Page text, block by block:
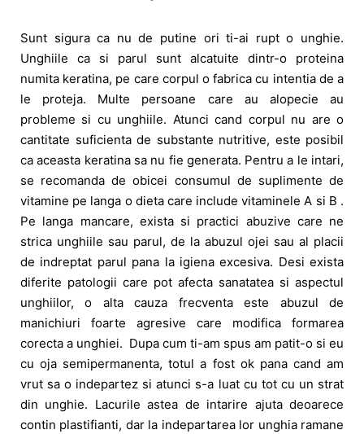
Sunt sigura ca nu de putine ori ti-ai rupt o unghie.
Unghiile ca si parul sunt alcatuite dintr-o proteina
numita keratina, pe care corpul o fabrica cu intentia de a
le proteja. Multe persoane care au alopecie au
probleme si cu unghiile. Atunci cand corpul nu are o
cantitate suficienta de substante nutritive, este posibil
ca aceasta keratina sa nu fie generata. Pentru a le intari,
se recomanda de obicei consumul de suplimente de
vitamine pe langa o dieta care include vitaminele A si B .
Pe langa mancare, exista si practici abuzive care ne
strica unghiile sau parul, de la abuzul ojei sau al placii
de indreptat parul pana la igiena excesiva. Desi exista
diferite patologii care pot afecta sanatatea si aspectul
unghiilor, o alta cauza frecventa este abuzul de
manichiuri foarte agresive care modifica formarea
corecta a unghiei. Dupa cum ti-am spus am patit-o si eu
cu oja semipermanenta, totul a fost ok pana cand am
vrut sa o indepartez si atunci s-a luat cu tot cu un strat
din unghie. Lacurile astea de intarire ajuta deoarece
contin plastifianti, dar la indepartarea lor unghia ramane